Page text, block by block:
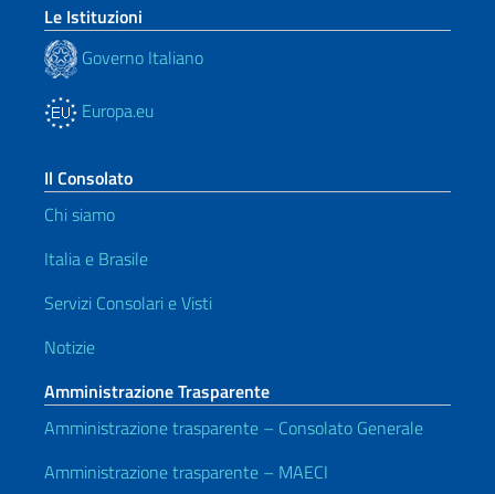
Le Istituzioni
Governo Italiano
Europa.eu
Il Consolato
Chi siamo
Italia e Brasile
Servizi Consolari e Visti
Notizie
Amministrazione Trasparente
Amministrazione trasparente – Consolato Generale
Amministrazione trasparente – MAECI